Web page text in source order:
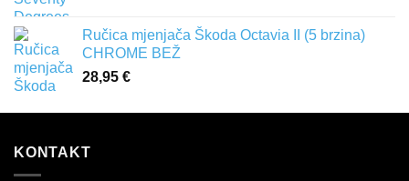
Ručica mjenjača Škoda Octavia II (5 brzina)
CHROME BEŽ
28,95 €
KONTAKT